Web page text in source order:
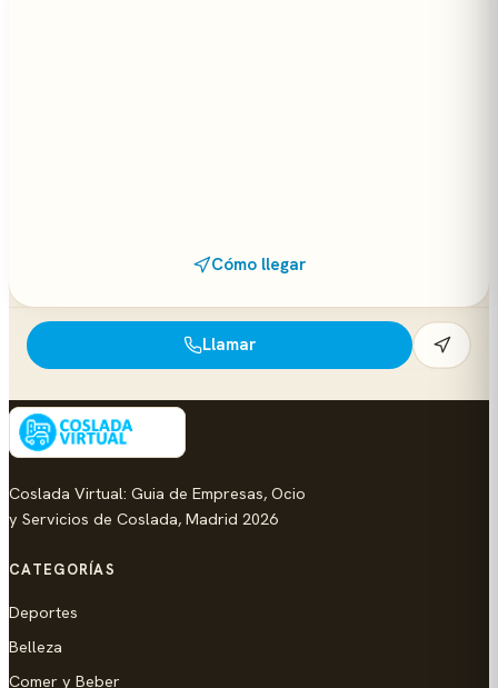
Cómo llegar
Llamar
Coslada Virtual: Guia de Empresas, Ocio
y Servicios de Coslada, Madrid 2026
CATEGORÍAS
Deportes
Belleza
Comer y Beber